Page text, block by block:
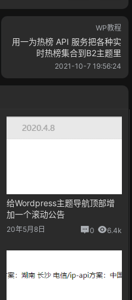
WP教程
用一为热榜 API 服务把各种实
时热榜集合到B2主题里
2021-10-7 19:56:24
给Wordpress主题导航顶部增
加一个滚动公告
20年5月8日 0 6.4k